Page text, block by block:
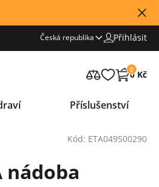
Česká republika Přihlásit
0
0 Kč
Příslušenství
Kód: ETA049500290
nádoba